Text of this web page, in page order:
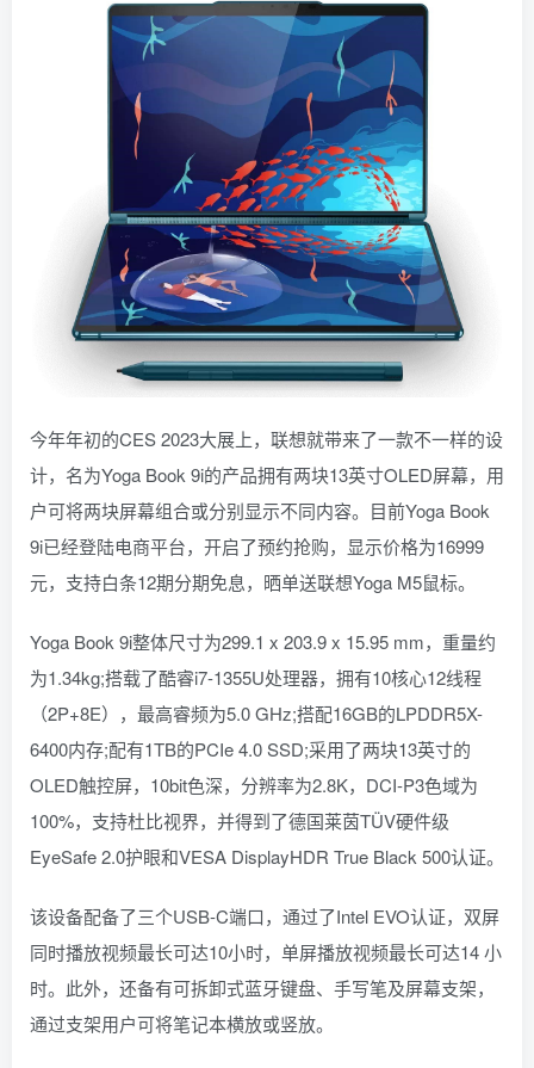
今年年初的CES 2023大展上，联想就带来了一款不一样的设
计，名为Yoga Book 9i的产品拥有两块13英寸OLED屏幕，用
户可将两块屏幕组合或分别显示不同内容。目前Yoga Book
9i已经登陆电商平台，开启了预约抢购，显示价格为16999
元，支持白条12期分期免息，晒单送联想Yoga M5鼠标。
Yoga Book 9i整体尺寸为299.1 x 203.9 x 15.95 mm，重量约
为1.34kg;搭载了酷睿i7-1355U处理器，拥有10核心12线程
（2P+8E），最高睿频为5.0 GHz;搭配16GB的LPDDR5X-
6400内存;配有1TB的PCIe 4.0 SSD;采用了两块13英寸的
OLED触控屏，10bit色深，分辨率为2.8K，DCI-P3色域为
100%，支持杜比视界，并得到了德国莱茵TÜV硬件级
EyeSafe 2.0护眼和VESA DisplayHDR True Black 500认证。
该设备配备了三个USB-C端口，通过了Intel EVO认证，双屏
同时播放视频最长可达10小时，单屏播放视频最长可达14 小
时。此外，还备有可拆卸式蓝牙键盘、手写笔及屏幕支架，
通过支架用户可将笔记本横放或竖放。